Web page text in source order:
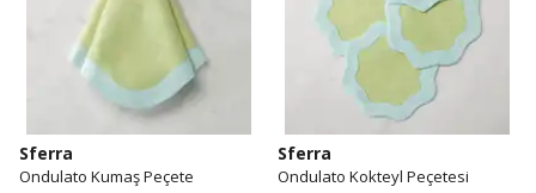
Sferra
Ondulato Kumaş Peçete
Sferra
Ondulato Kokteyl Peçetesi